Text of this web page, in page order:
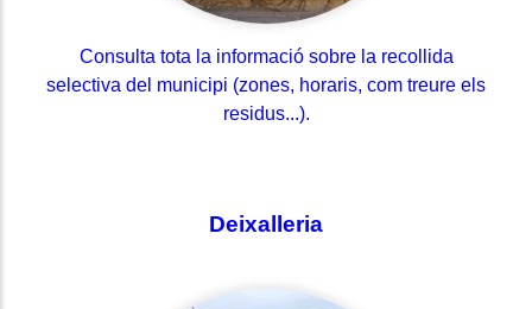
Consulta tota la informació sobre la recollida
selectiva del municipi (zones, horaris, com treure els
residus...).
Deixalleria